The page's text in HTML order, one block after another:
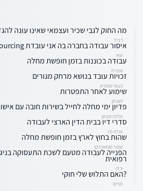
מה החוק לגבי שכיר ועצמאי שאינו עונה
רביד
איסור עבודה בחברה בה אני עובדת outsourcing
זואי
עבודה בכוננות בזמן חופשת מחלה
אפרת
זכויות עובד בנושא מרחק מגורים
נעמי שפירא
שימוע לאחר התפטרות
יהונתן
פדיון ימי מחלה לחייל בשירות חובה עם
אלזה סבאן
סדרי דיו בבית הדין הארצי לעבודה
אריה פז
שהות בחוץ לארץ בזמן חופשת מחלה
עופר סוחארנקו
הפנייה לעבודה מטעם לשכת התעסוקה
רפואית
ירדן
?האם התלוש שלי חוקי
מרים